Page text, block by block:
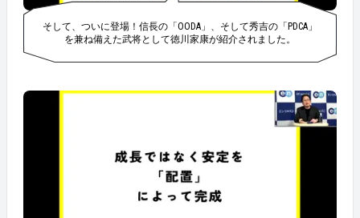
そして、ついに登場！信長の「OODA」、そして秀吉の「PDCA」
を兼ね備えた武将として徳川家康が紹介されました。